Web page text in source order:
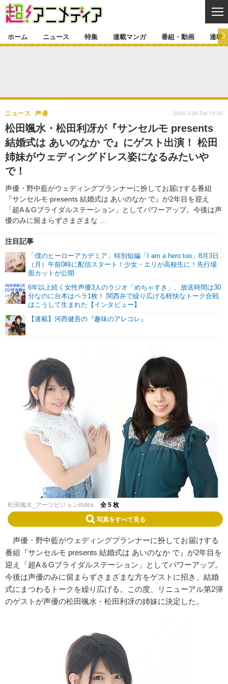
ゲーム・アプリ マンガ
グッズ イベント
声優 コスプレ
特集一覧 カバー
ラキりす
連載マンガ
連載マンガ一覧
番組・動画
番組・動画一覧 ラジオ
動画
連載・ブログ
連載・ブログ一覧 コラム
編集部ブログ・お知らせ
ホーム ニュース 特集 連載マンガ 番組・動画 連載
松田颯水・松田利冴が『サンセルモ presents
結婚式は あいのなか で』にゲスト出演！ 松田
姉妹がウェディングドレス姿になるみたいや
で！
声優・野中藍がウェディングプランナーに扮してお届けする番組
『サンセルモ presents 結婚式は あいのなか で』が2年目を迎え
「超A＆Gブライダルステーション」としてパワーアップ。今後は声
優のみに留まらずさまざまな …
ニュース 声優
注目記事
「僕のヒーローアカデミア」特別短編「I am a hero too」8月3日
（月）午前0時に配信スタート！少女・エリが高校生に！先行場
面カットが公開
6年以上続く女性声優3人のラジオ「めちゃすき」、放送時間は30
分なのに台本はペラ1枚！ 関西弁で繰り広げる軽快なトーク合戦
はこうして生まれた【インタビュー】
【連載】河西健吾の『趣味のアレコレ』
2020.3.28 Sat 19:30
松田颯水_アーツビジョンindex 全 5 枚
写真をすべて見る
声優・野中藍がウェディングプランナーに扮してお届けする
番組『サンセルモ presents 結婚式は あいのなか で』が2年目を
迎え「超A＆Gブライダルステーション」としてパワーアップ。
今後は声優のみに留まらずさまざまな方をゲストに招き、結婚
式にまつわるトークを繰り広げる。この度、リニューアル第2弾
のゲストが声優の松田颯水・松田利冴の姉妹に決定した。